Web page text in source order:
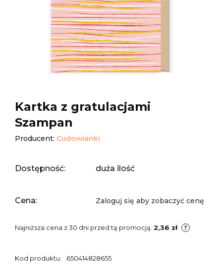
Kartka z gratulacjami
Szampan
Producent: Cudowianki
Dostępność: duża ilość
Cena: Zaloguj się aby zobaczyć cenę
Najniższa cena z 30 dni przed tą promocją: 2,36 zł
Kod produktu: 650414828655